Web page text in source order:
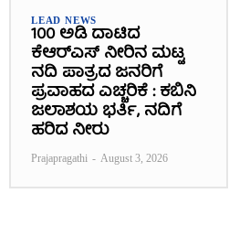
LEAD NEWS
100 ಅಡಿ ದಾಟಿದ
ಕೆಆರ್‌ಎಸ್ ನೀರಿನ ಮಟ್ಟ
ನದಿ ಪಾತ್ರದ ಜನರಿಗೆ
ಪ್ರವಾಹದ ಎಚ್ಚರಿಕೆ : ಕಬಿನಿ
ಜಲಾಶಯ ಭರ್ತಿ, ನದಿಗೆ
ಹರಿದ ನೀರು
Prajapragathi - August 3, 2026